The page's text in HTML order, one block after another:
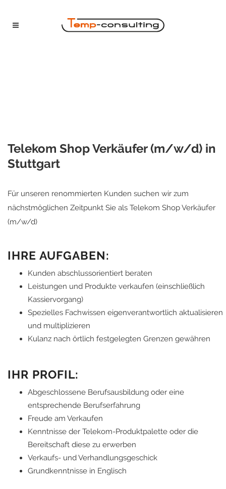
Telekom Shop Verkäufer (m/w/d) in
Stuttgart
Für unseren renommierten Kunden suchen wir zum
nächstmöglichen Zeitpunkt Sie als Telekom Shop Verkäufer
(m/w/d)
IHRE AUFGABEN:
Kunden abschlussorientiert beraten
Leistungen und Produkte verkaufen (einschließlich
Kassiervorgang)
Spezielles Fachwissen eigenverantwortlich aktualisieren
und multiplizieren
Kulanz nach örtlich festgelegten Grenzen gewähren
IHR PROFIL:
Abgeschlossene Berufsausbildung oder eine
entsprechende Berufserfahrung
Freude am Verkaufen
Kenntnisse der Telekom-Produktpalette oder die
Bereitschaft diese zu erwerben
Verkaufs- und Verhandlungsgeschick
Grundkenntnisse in Englisch